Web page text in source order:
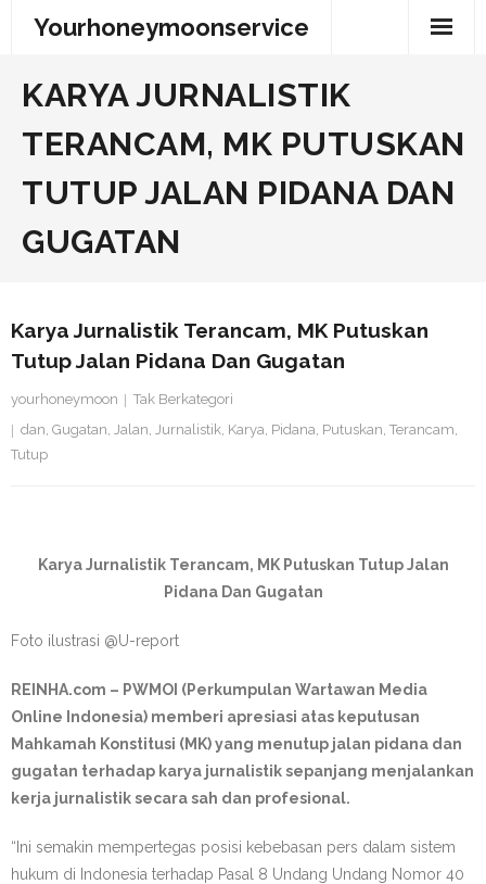
Yourhoneymoonservice
KARYA JURNALISTIK
TERANCAM, MK PUTUSKAN
TUTUP JALAN PIDANA DAN
GUGATAN
Karya Jurnalistik Terancam, MK Putuskan
Tutup Jalan Pidana Dan Gugatan
yourhoneymoon
Tak Berkategori
dan, Gugatan, Jalan, Jurnalistik, Karya, Pidana, Putuskan, Terancam,
Tutup
Karya Jurnalistik Terancam, MK Putuskan Tutup Jalan
Pidana Dan Gugatan
Foto ilustrasi @U-report
REINHA.com – PWMOI (Perkumpulan Wartawan Media
Online Indonesia) memberi apresiasi atas keputusan
Mahkamah Konstitusi (MK) yang menutup jalan pidana dan
gugatan terhadap karya jurnalistik sepanjang menjalankan
kerja jurnalistik secara sah dan profesional.
“Ini semakin mempertegas posisi kebebasan pers dalam sistem
hukum di Indonesia terhadap Pasal 8 Undang Undang Nomor 40